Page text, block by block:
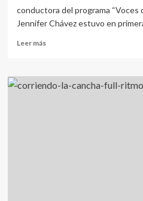
conductora del programa “Voces
Jennifer Chávez estuvo en
Leer másLeer
CORRIENDO
LA